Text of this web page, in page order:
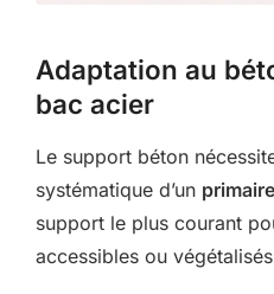
Adaptation au
bac acier
Le support béton
systématique d’un
support le plus courant
accessibles ou